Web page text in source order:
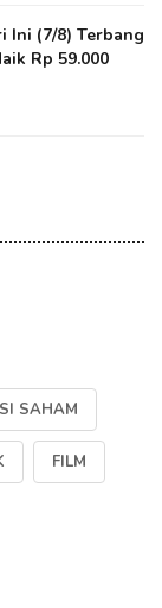
Ini (7/8) Terbang
Rp 59.000
SAHAM
FILM